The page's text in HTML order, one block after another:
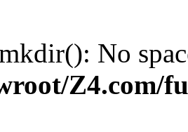
No
Z4.com/